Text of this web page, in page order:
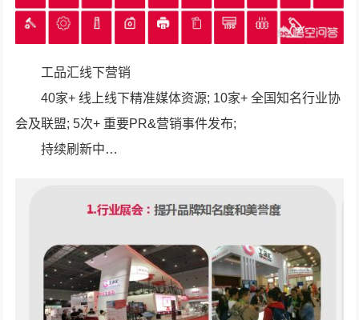
工品汇线下营销
40家+ 线上线下精准媒体资源; 10家+ 全国知名行业协
会及联盟; 5次+ 重要PR&营销事件发布;
持续刷新中…